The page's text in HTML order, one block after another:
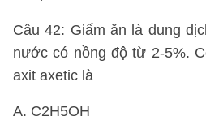
Câu 42: Giấm ăn là dung
nước có nồng độ từ 2-5%.
axit axetic là
A. C2H5OH